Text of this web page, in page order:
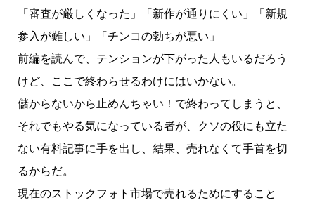
「審査が厳しくなった」「新作が通りにくい」「新規
参入が難しい」「チンコの勃ちが悪い」
前編を読んで、テンションが下がった人もいるだろう
けど、ここで終わらせるわけにはいかない。
儲からないから止めんちゃい！で終わってしまうと、
それでもやる気になっている者が、クソの役にも立た
ない有料記事に手を出し、結果、売れなくて手首を切
るからだ。
現在のストックフォト市場で売れるためにすること